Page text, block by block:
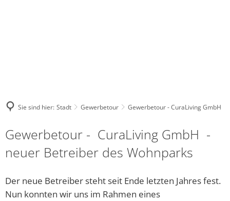
Friedhof
Bürgerservice online - Satzungen,
Evangelische Gemeindebücherei
Unsere Bienenhoheiten
Waldschwimmbad
Blaumachen
Soziale Einrichtungen
Jugendhaus Hahnenmühle
Sie sind hier: Stadt Gewerbetour Gewerbetour - CuraLiving GmbH
Gewerbetour - CuraLiving GmbH -
neuer Betreiber des Wohnparks
Der neue Betreiber steht seit Ende letzten Jahres fest.
Nun konnten wir uns im Rahmen eines